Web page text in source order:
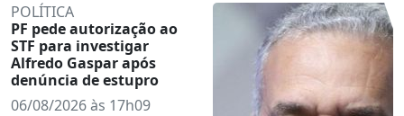
POLÍTICA
PF pede autorização ao
STF para investigar
Alfredo Gaspar após
denúncia de estupro
06/08/2026 às 17h09